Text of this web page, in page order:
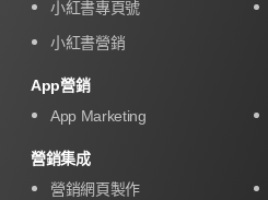
小紅書專頁號
小紅書營銷
App營銷
App Marketing
營銷集成
營銷網頁製作